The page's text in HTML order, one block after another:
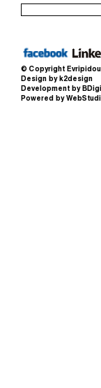
© Copyright Evripidou
Design by k2design
Development by
Powered by